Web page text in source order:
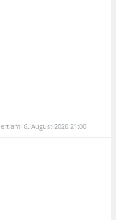
am: 6. August 2026 21:00